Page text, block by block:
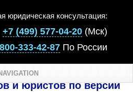
юридическая консультация:
+7 (499) 577-04-20 (Мск)
333-42-87 По России
и юристов по версии